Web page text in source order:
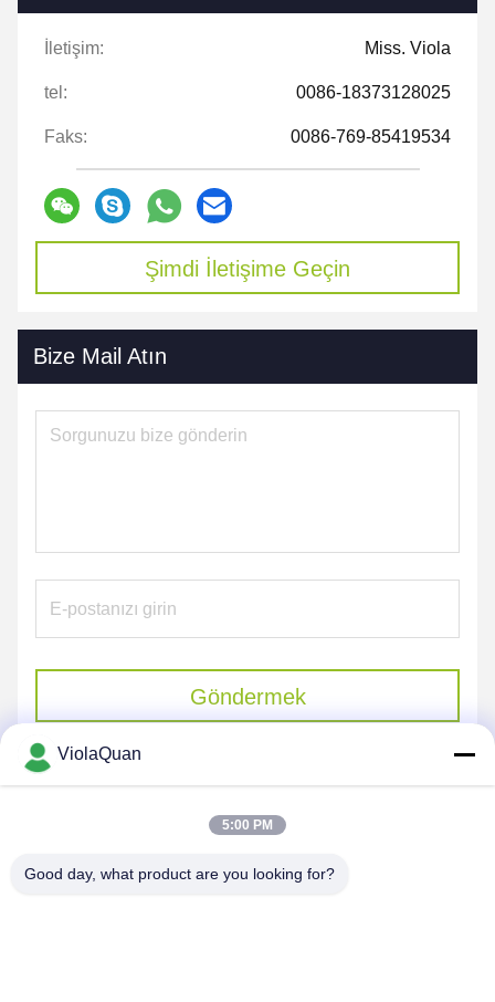
İletişim: Miss. Viola
tel: 0086-18373128025
Faks: 0086-769-85419534
Şimdi İletişime Geçin
Bize Mail Atın
Göndermek
ViolaQuan
5:00 PM
Good day, what product are you looking for?